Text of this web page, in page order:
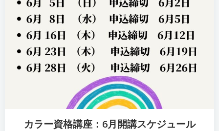
カラー資格講座：6月開講スケジュール